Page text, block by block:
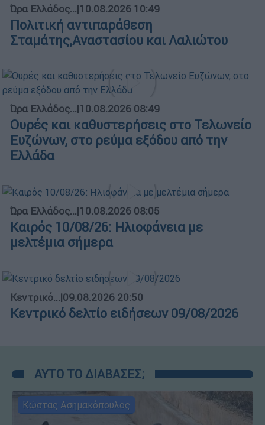
Ώρα Ελλάδος...|10.08.2026 10:49
Πολιτική αντιπαράθεση
Σταμάτης,Αναστασίου και Λαλιώτου
Ώρα Ελλάδος...|10.08.2026 08:49
Ουρές και καθυστερήσεις στο Τελωνείο
Ευζώνων, στο ρεύμα εξόδου από την
Ελλάδα
Ώρα Ελλάδος...|10.08.2026 08:05
Καιρός 10/08/26: Ηλιοφάνεια με
μελτέμια σήμερα
Κεντρικό...|09.08.2026 20:50
Κεντρικό δελτίο ειδήσεων 09/08/2026
ΑΥΤΟ ΤΟ ΔΙΑΒΑΣΕΣ;
Κώστας Ασημακόπουλος